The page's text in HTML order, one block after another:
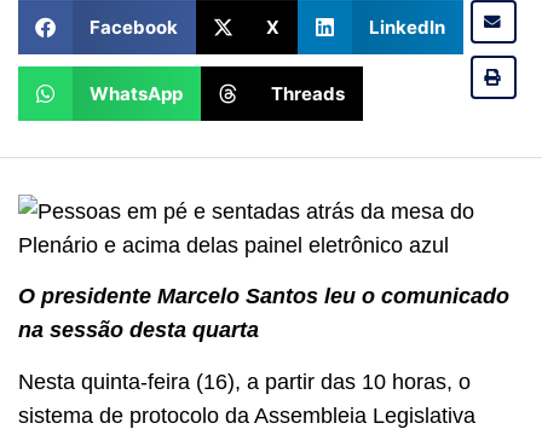
Facebook X LinkedIn
WhatsApp Threads
O presidente Marcelo Santos leu o comunicado
na sessão desta quarta
Nesta quinta-feira (16), a partir das 10 horas, o
sistema de protocolo da Assembleia Legislativa